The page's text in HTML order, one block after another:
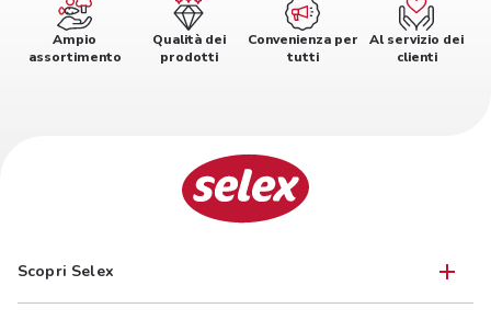
Ampio
assortimento
Qualità dei
prodotti
Convenienza per
tutti
Al servizio dei
clienti
Scopri Selex